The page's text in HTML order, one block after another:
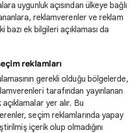
uygunluk açısından ülkeye bağlı
reklamverenler ve reklam
bazı ek bilgileri açıklaması da
reklamları
gerekli olduğu bölgelerde,
tarafından yayınlanan
yer alır. Bu
seçim reklamlarında yapay
içerik olup olmadığını